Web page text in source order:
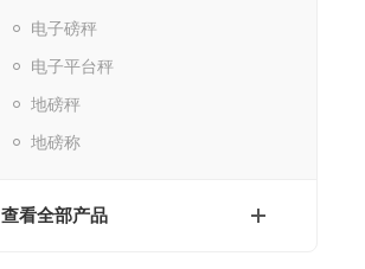
电子磅秤
电子平台秤
地磅秤
地磅称
查看全部产品